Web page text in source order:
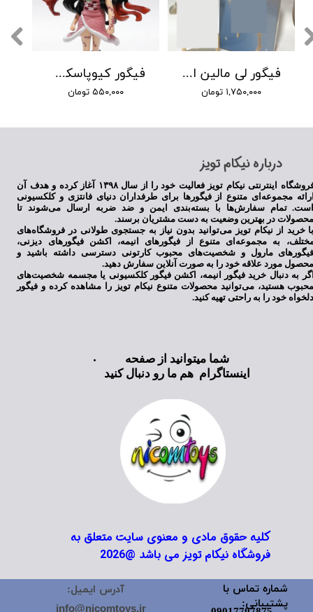
فیگور کیوپاسکت نزوکو انیمه شیطانکش
۵۵۰,۰۰۰ تومان
فیگور لی مالین از انیمه آزور لین
۱,۷۵۰,۰۰۰ تومان
​درباره نیکام تویز
فروشگاه اینترنتی نیکام تویز فعالیت خود را از سال ۱۳۹۸ آغاز کرده و هدف آن
مجموعه‌ای متنوع از فیگورها برای طرفداران دنیای فانتزی و کلکسیونی
تمام سفارش‌ها با بسته‌بندی ایمن و ضد ضربه ارسال می‌شوند تا
در بهترین وضعیت به دست مشتریان برسند.
خرید از نیکام تویز می‌توانید بدون نیاز به جستجوی طولانی در فروشگاه‌های
به مجموعه‌ای متنوع از فیگورهای انیمه، اکشن فیگورهای دیزنی،
مارول و شخصیت‌های محبوب کارتونی دسترسی داشته باشید و
مورد علاقه خود را به صورت آنلاین سفارش دهید.
به دنبال خرید فیگور انیمه، اکشن فیگور کلکسیونی یا مجسمه شخصیت‌های
هستید، می‌توانید محصولات متنوع نیکام تویز را مشاهده کرده و فیگور
خود را به راحتی تهیه کنید.
کلیه حقوق مادی و معنوی سایت متعلق به
فروشگاه نیکام تویز می باشد @2026
شما میتوانید از صفحه
اینستاگرام هم ما رو دنبال کنید
شماره تماس با
پشتیبانی:
آدرس ایمیل:
info@nicomtoys.ir